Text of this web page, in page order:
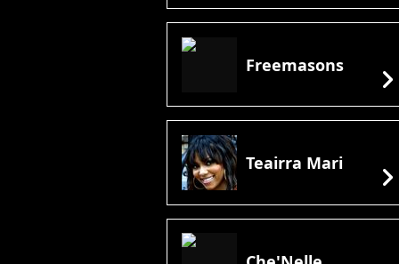
Freemasons chevron_right
Teairra Mari chevron_right